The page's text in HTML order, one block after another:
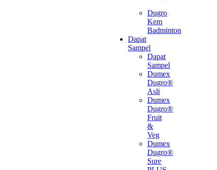
Dugro
Kem
Badminton
Dapat
Sampel
Dapat
Sampel
Dumex
Dugro®
Asli
Dumex
Dugro®
Fruit
&
Veg
Dumex
Dugro®
Sure